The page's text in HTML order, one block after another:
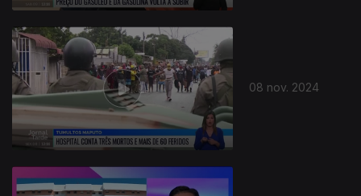
08 nov. 2024